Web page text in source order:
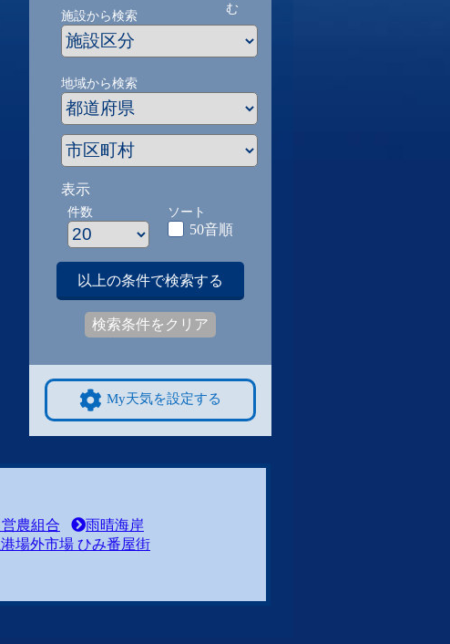
む
施設から検索
地域から検索
表示
件数 ソート
50音順
以上の条件で検索する
検索条件をクリア
My天気を設定する
農組合
雨晴海岸
場外市場 ひみ番屋街